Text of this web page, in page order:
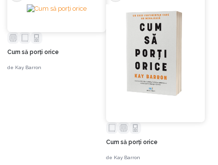
Cum să porți orice
de Kay Barron
Cum să porți orice
de Kay Barron